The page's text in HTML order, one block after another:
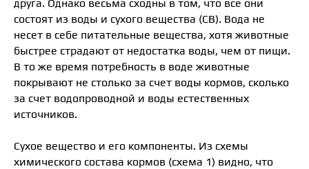
друга. Однако весьма сходны в том, что все они
состоят из воды и сухого вещества (СВ). Вода не
несет в себе питательные вещества, хотя животные
быстрее страдают от недостатка воды, чем от пищи.
В то же время потребность в воде животные
покрывают не столько за счет воды кормов, сколько
за счет водопроводной и воды естественных
источников.
Сухое вещество и его компоненты. Из схемы
химического состава кормов (схема 1) видно, что